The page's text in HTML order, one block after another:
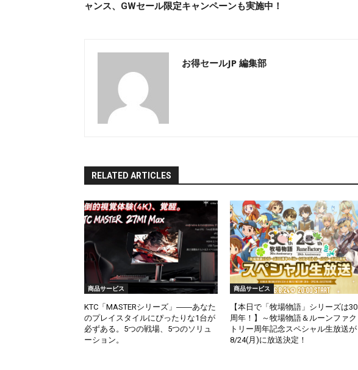
ャンス、GWセール限定キャンペーンも実施中！
お得セールJP 編集部
RELATED ARTICLES
商品サービス
KTC「MASTERシリーズ」――あなた
のプレイスタイルにぴったりな1台が
必ずある。5つの戦場、5つのソリュ
ーション。
商品サービス
【本日で「牧場物語」シリーズは30
周年！】～牧場物語＆ルーンファク
トリー周年記念スペシャル生放送が
8/24(月)に放送決定！